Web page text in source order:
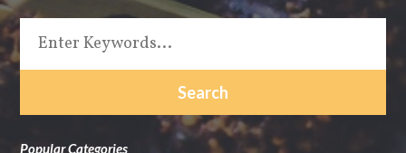
Popular Categories